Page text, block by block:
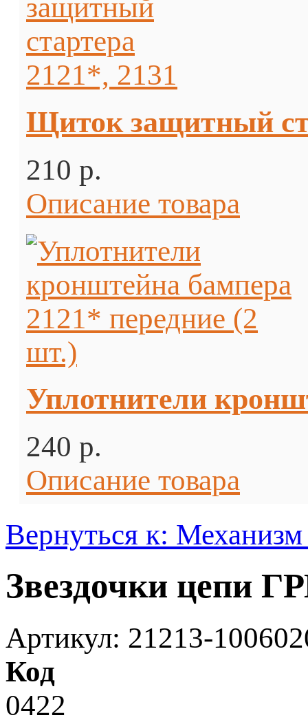
Щиток защитный
210 p.
Описание товара
Уплотнители
240 p.
Описание товара
Вернуться к: Механизм
Звездочки цепи
Артикул: 21213-
Код
0422